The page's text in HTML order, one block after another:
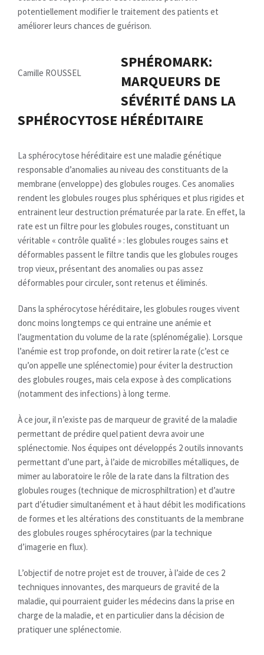
potentiellement modifier le traitement des patients et
améliorer leurs chances de guérison.
Camille ROUSSEL
SPHÉROMARK:
MARQUEURS DE
SÉVÉRITÉ DANS LA
SPHÉROCYTOSE HÉRÉDITAIRE
La sphérocytose héréditaire est une maladie génétique
responsable d’anomalies au niveau des constituants de la
membrane (enveloppe) des globules rouges. Ces anomalies
rendent les globules rouges plus sphériques et plus rigides et
entrainent leur destruction prématurée par la rate. En effet, la
rate est un filtre pour les globules rouges, constituant un
véritable « contrôle qualité » : les globules rouges sains et
déformables passent le filtre tandis que les globules rouges
trop vieux, présentant des anomalies ou pas assez
déformables pour circuler, sont retenus et éliminés.
Dans la sphérocytose héréditaire, les globules rouges vivent
donc moins longtemps ce qui entraine une anémie et
l’augmentation du volume de la rate (splénomégalie). Lorsque
l’anémie est trop profonde, on doit retirer la rate (c’est ce
qu’on appelle une splénectomie) pour éviter la destruction
des globules rouges, mais cela expose à des complications
(notamment des infections) à long terme.
À ce jour, il n’existe pas de marqueur de gravité de la maladie
permettant de prédire quel patient devra avoir une
splénectomie. Nos équipes ont développés 2 outils innovants
permettant d’une part, à l’aide de microbilles métalliques, de
mimer au laboratoire le rôle de la rate dans la filtration des
globules rouges (technique de microsphiltration) et d’autre
part d’étudier simultanément et à haut débit les modifications
de formes et les altérations des constituants de la membrane
des globules rouges sphérocytaires (par la technique
d’imagerie en flux).
L’objectif de notre projet est de trouver, à l’aide de ces 2
techniques innovantes, des marqueurs de gravité de la
maladie, qui pourraient guider les médecins dans la prise en
charge de la maladie, et en particulier dans la décision de
pratiquer une splénectomie.